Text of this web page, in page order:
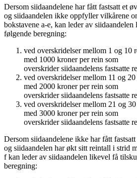
Dersom siidaandelene har fått fastsatt et
og siidaandelen ikke oppfyller vilkårene
bokstavene a-e, kan leder av
følgende beregning:
ved overskridelser mellom 1 og 10
med 1000 kroner per rein som
overskrider siidaandelens fastsatte
ved overskridelser mellom 11 og
med 2000 kroner per rein som
overskrider siidaandelens fastsatte
ved overskridelser mellom 21 og
med 3000 kroner per rein som
overskrider siidaandelens fastsatte
Dersom siidaandelene ikke har fått
og siidaandelen har økt sitt reintall i strid
f kan leder av siidaandelen likevel få
beregning: